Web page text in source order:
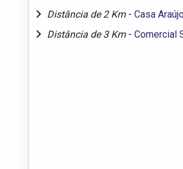
Distância de 2 Km - Casa
Distância de 3 Km - Comercial